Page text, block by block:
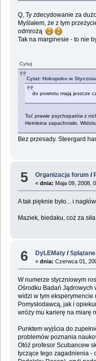
Q, Ty zdecydowanie za
Myślałem, że z tym
odmrożą
Tak na marginesie - to nie
Cytuj
Cytat: Hokopoko w
do powrotu mają jeszcze
Toć prawie psychopatów z
Heinleina zapachniało.
Bez przesady. Steergard
5 Organizacja forum /
«dnia: Maja 09, 2008,
A tak pięknie było... i
Maziek, biedaku, coż za
6 DyLEMaty /
«dnia: Czerwca 01,
W numerze styczniowym
Ośrodku Badań Jądrowych
widzi w tym
Pomysłodawcą, jak i
wróży mu karierę na miarę
Punktem wyjścia do
problemów poznania
Otóż profesor Scubancew
tyczące tego zagadnienia -